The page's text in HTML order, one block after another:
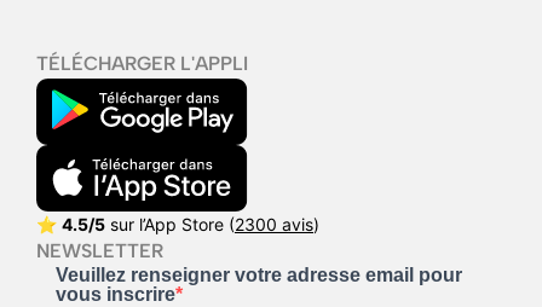
TÉLÉCHARGER L'APPLI
⭐ 4.5/5 sur l’App Store (2300 avis)
NEWSLETTER
Veuillez renseigner votre adresse email pour
vous inscrire